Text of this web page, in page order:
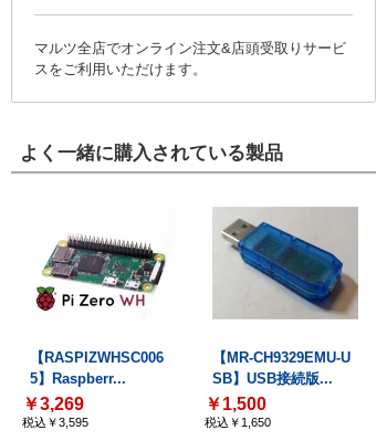
マルツ全店でオンライン注文&店頭受取りサービ
スをご利用いただけます。
よく一緒に購入されている製品
【RASPIZWHSC006
5】Raspberr...
￥3,269
税込￥3,595
【MR-CH9329EMU-U
SB】USB接続版...
￥1,500
税込￥1,650